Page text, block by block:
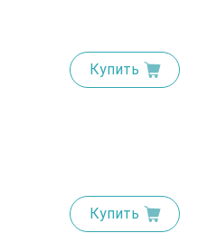
Купить
Купить